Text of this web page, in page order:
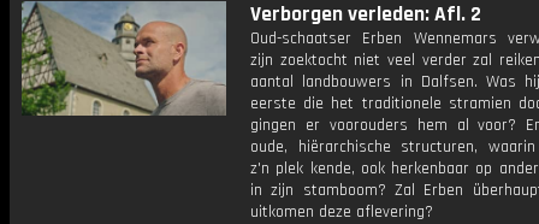
Verborgen verleden: Afl. 2
Oud-schaatser Erben Wennemars
zijn zoektocht niet veel verder zal
aantal landbouwers in Dalfsen. Was
eerste die het traditionele stramien
gingen er voorouders hem al voor?
oude, hiërarchische structuren,
z'n plek kende, ook herkenbaar op
in zijn stamboom? Zal Erben
uitkomen deze aflevering?